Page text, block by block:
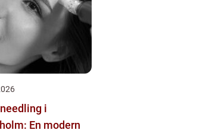
i
En modern